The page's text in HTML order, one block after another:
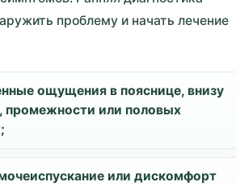
проблему и начать лечение
ощущения в пояснице, внизу
промежности или половых
или дискомфорт